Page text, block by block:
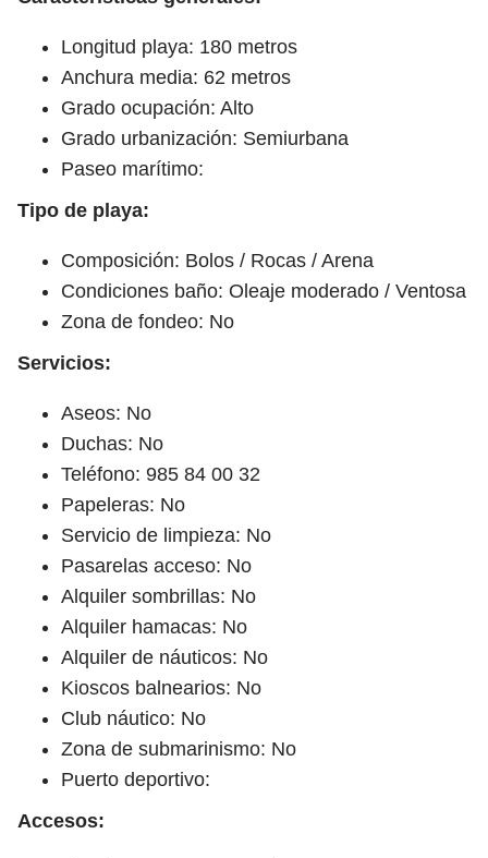
Longitud playa: 180 metros
Anchura media: 62 metros
Grado ocupación: Alto
Grado urbanización: Semiurbana
Paseo marítimo:
Tipo de playa:
Composición: Bolos / Rocas / Arena
Condiciones baño: Oleaje moderado / Ventosa
Zona de fondeo: No
Servicios:
Aseos: No
Duchas: No
Teléfono: 985 84 00 32
Papeleras: No
Servicio de limpieza: No
Pasarelas acceso: No
Alquiler sombrillas: No
Alquiler hamacas: No
Alquiler de náuticos: No
Kioscos balnearios: No
Club náutico: No
Zona de submarinismo: No
Puerto deportivo:
Accesos: